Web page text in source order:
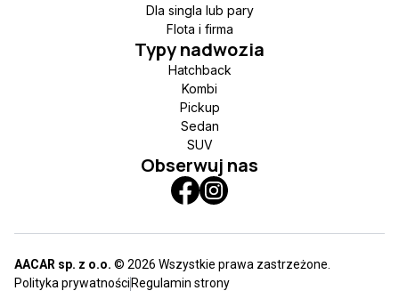
Dla singla lub pary
Flota i firma
Typy nadwozia
Hatchback
Kombi
Pickup
Sedan
SUV
Obserwuj nas
AACAR sp. z o.o. © 2026 Wszystkie prawa zastrzeżone.
Polityka prywatności Regulamin strony